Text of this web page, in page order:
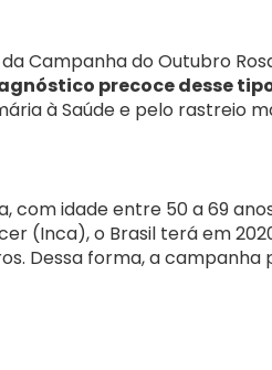
da Campanha do Outubro
precoce desse
à Saúde e pelo rastreio
com idade entre 50 a 69
(Inca), o Brasil terá em
Dessa forma, a campanha